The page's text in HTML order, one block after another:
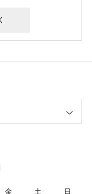
金 土 日